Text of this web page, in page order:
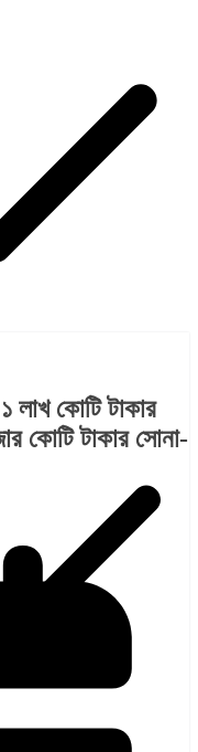
কোটি টাকার
কোটি টাকার সোনা-